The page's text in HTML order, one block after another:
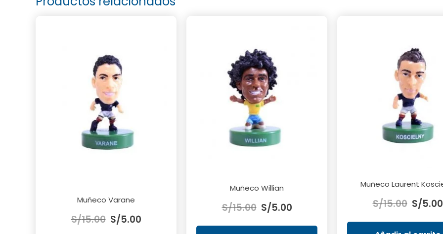
Muñeco Varane
S/15.00 precio
S/5.00precio
Muñeco Willian
S/15.00 precio
original
S/5.00precio
actual
Muñeco Laurent
S/15.00 precio
original
S/5.00